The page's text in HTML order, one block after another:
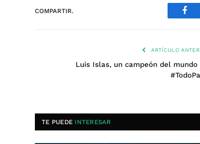
COMPARTIR.
ARTÍCULO
Luis Islas, un campeón del mundo
TE PUEDE INTERESAR